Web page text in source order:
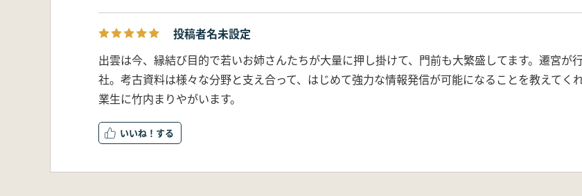
投稿者名未設定
出雲は今、縁結び目的で若いお姉さんたちが大量に押し掛けて、門前も大繁盛してます。遷宮が
社。考古資料は様々な分野と支え合って、はじめて強力な情報発信が可能になることを教えてく
業生に竹内まりやがいます。
いいね！